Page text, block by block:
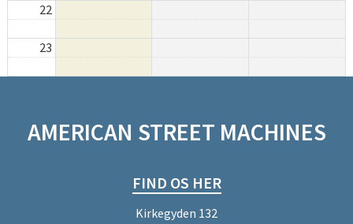
22
23
AMERICAN STREET MACHINES
FIND OS HER
Kirkegyden 132